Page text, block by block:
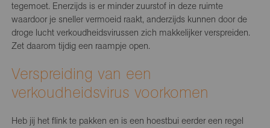
tegemoet. Enerzijds is er minder zuurstof in deze ruimte
waardoor je sneller vermoeid raakt, anderzijds kunnen door de
droge lucht verkoudheidsvirussen zich makkelijker verspreiden.
Zet daarom tijdig een raampje open.
Verspreiding van een
verkoudheidsvirus voorkomen
Heb jij het flink te pakken en is een hoestbui eerder een regel